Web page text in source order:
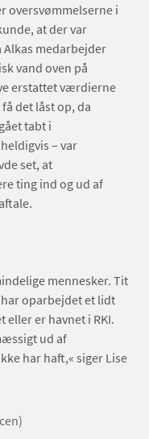
oversvømmelserne i
at der var
Alkas medarbejder
vand oven på
erstattet værdierne
det låst op, da
tabt i
– var
set, at
ting ind og ud af
mennesker. Tit
oparbejdet et lidt
er havnet i RKI.
ud af
har haft,« siger Lise